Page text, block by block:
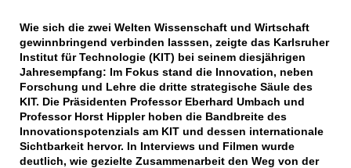
Wie sich die zwei Welten Wissenschaft und Wirtschaft
gewinnbringend verbinden lasssen, zeigte das Karlsruher
Institut für Technologie (KIT) bei seinem diesjährigen
Jahresempfang: Im Fokus stand die Innovation, neben
Forschung und Lehre die dritte strategische Säule des
KIT. Die Präsidenten Professor Eberhard Umbach und
Professor Horst Hippler hoben die Bandbreite des
Innovationspotenzials am KIT und dessen internationale
Sichtbarkeit hervor. In Interviews und Filmen wurde
deutlich, wie gezielte Zusammenarbeit den Weg von der